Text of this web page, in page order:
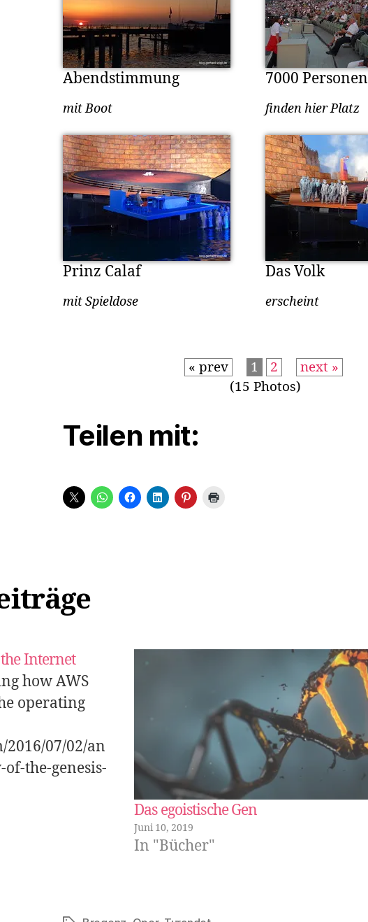
Abendstimmung
mit Boot
7000 Personen
finden hier Platz
Prinz Calaf
mit Spieldose
Das Volk
erscheint
« prev 1 2
next »
(15 Photos)
Teilen mit:
Internet
how AWS
operating
2016/07/02/an
the-genesis-
Das egoistische Gen
Juni 10, 2019
In "Bücher"